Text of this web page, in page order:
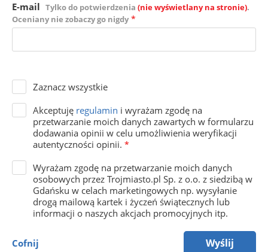
E-mail Tylko do potwierdzenia (nie wyświetlany na stronie).
Oceniany nie zobaczy go nigdy *
Zaznacz wszystkie
Akceptuję regulamin i wyrażam zgodę na
przetwarzanie moich danych zawartych w formularzu
dodawania opinii w celu umożliwienia weryfikacji
autentyczności opinii. *
Wyrażam zgodę na przetwarzanie moich danych
osobowych przez Trojmiasto.pl Sp. z o.o. z siedzibą w
Gdańsku w celach marketingowych np. wysyłanie
drogą mailową kartek i życzeń świątecznych lub
informacji o naszych akcjach promocyjnych itp.
Cofnij Wyślij